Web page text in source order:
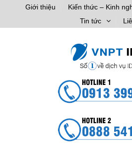
Giới thiệu Kiến thức – Kinh
Tin tức